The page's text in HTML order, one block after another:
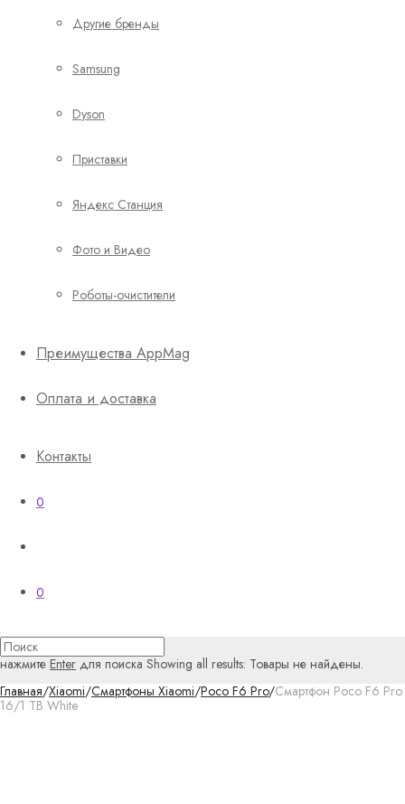
Другие бренды
Samsung
Dyson
Приставки
Яндекс Станция
Фото и Видео
Роботы-очистители
Преимущества AppMag
Оплата и доставка
Контакты
0
0
нажмите Enter для поиска Showing all results: Товары не найдены.
Главная/Xiaomi/Смартфоны Xiaomi/Poco F6 Pro/Смартфон Poco F6 Pro
16/1 TB White